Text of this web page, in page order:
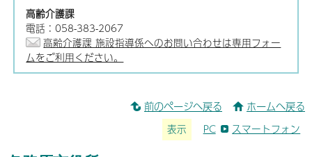
高齢介護課
電話：058-383-2067
高齢介護課 施設指導係へのお問い合わせは専用フォー
ムをご利用ください。
前のページへ戻る ホームへ戻る
表示 PC スマートフォン